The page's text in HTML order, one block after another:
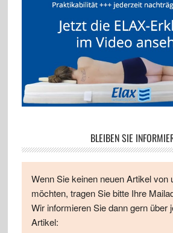
BLEIBEN SIE
Wenn Sie keinen neuen Artikel von
möchten, tragen Sie bitte Ihre
Wir informieren Sie dann gern über
Artikel: